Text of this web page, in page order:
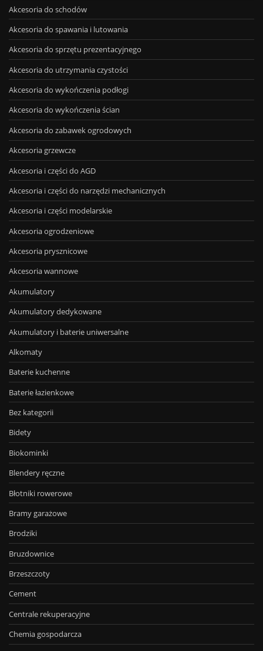
Akcesoria do schodów
Akcesoria do spawania i lutowania
Akcesoria do sprzętu prezentacyjnego
Akcesoria do utrzymania czystości
Akcesoria do wykończenia podłogi
Akcesoria do wykończenia ścian
Akcesoria do zabawek ogrodowych
Akcesoria grzewcze
Akcesoria i części do AGD
Akcesoria i części do narzędzi mechanicznych
Akcesoria i części modelarskie
Akcesoria ogrodzeniowe
Akcesoria prysznicowe
Akcesoria wannowe
Akumulatory
Akumulatory dedykowane
Akumulatory i baterie uniwersalne
Alkomaty
Baterie kuchenne
Baterie łazienkowe
Bez kategorii
Bidety
Biokominki
Blendery ręczne
Błotniki rowerowe
Bramy garażowe
Brodziki
Bruzdownice
Brzeszczoty
Cement
Centrale rekuperacyjne
Chemia gospodarcza